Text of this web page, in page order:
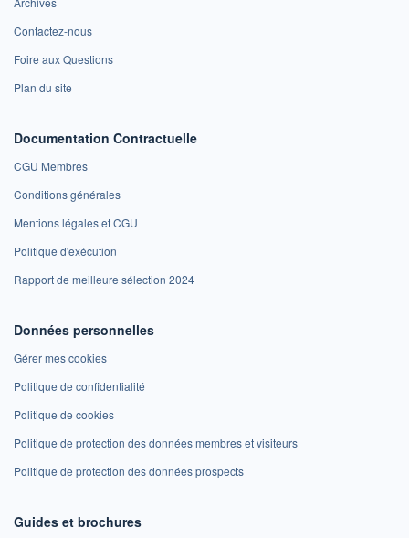
Contactez-nous
Foire aux Questions
Plan du site
Documentation Contractuelle
CGU Membres
Conditions générales
Mentions légales et CGU
Politique d'exécution
Rapport de meilleure sélection 2024
Données personnelles
Gérer mes cookies
Politique de confidentialité
Politique de cookies
Politique de protection des données membres et visiteurs
Politique de protection des données prospects
Guides et brochures